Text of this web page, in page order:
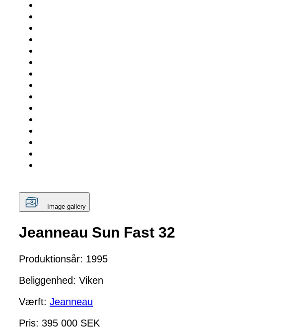
Image gallery
Jeanneau Sun Fast 32
Produktionsår: 1995
Beliggenhed: Viken
Værft: Jeanneau
Pris: 395 000 SEK